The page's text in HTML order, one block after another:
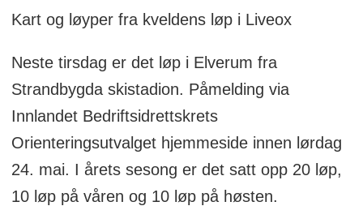
Kart og løyper fra kveldens løp i Liveox
Neste tirsdag er det løp i Elverum fra
Strandbygda skistadion. Påmelding via
Innlandet Bedriftsidrettskrets
Orienteringsutvalget hjemmeside innen lørdag
24. mai. I årets sesong er det satt opp 20 løp,
10 løp på våren og 10 løp på høsten.